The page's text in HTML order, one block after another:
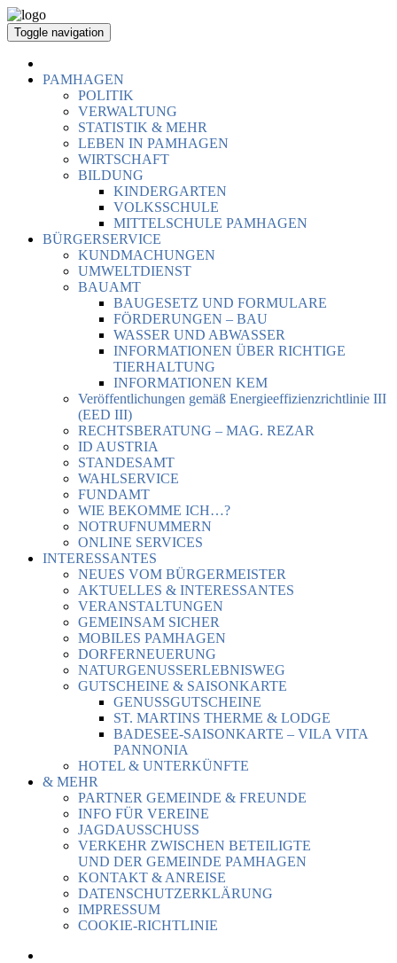
Toggle navigation
PAMHAGEN
POLITIK
VERWALTUNG
STATISTIK & MEHR
LEBEN IN PAMHAGEN
WIRTSCHAFT
BILDUNG
KINDERGARTEN
VOLKSSCHULE
MITTELSCHULE PAMHAGEN
BÜRGERSERVICE
KUNDMACHUNGEN
UMWELTDIENST
BAUAMT
BAUGESETZ UND FORMULARE
FÖRDERUNGEN – BAU
WASSER UND ABWASSER
INFORMATIONEN ÜBER RICHTIGE
TIERHALTUNG
INFORMATIONEN KEM
Veröffentlichungen gemäß Energieeffizienzrichtlinie III
(EED III)
RECHTSBERATUNG – MAG. REZAR
ID AUSTRIA
STANDESAMT
WAHLSERVICE
FUNDAMT
WIE BEKOMME ICH…?
NOTRUFNUMMERN
ONLINE SERVICES
INTERESSANTES
NEUES VOM BÜRGERMEISTER
AKTUELLES & INTERESSANTES
VERANSTALTUNGEN
GEMEINSAM SICHER
MOBILES PAMHAGEN
DORFERNEUERUNG
NATURGENUSSERLEBNISWEG
GUTSCHEINE & SAISONKARTE
GENUSSGUTSCHEINE
ST. MARTINS THERME & LODGE
BADESEE-SAISONKARTE – VILA VITA
PANNONIA
HOTEL & UNTERKÜNFTE
& MEHR
PARTNER GEMEINDE & FREUNDE
INFO FÜR VEREINE
JAGDAUSSCHUSS
VERKEHR ZWISCHEN BETEILIGTE
UND DER GEMEINDE PAMHAGEN
KONTAKT & ANREISE
DATENSCHUTZERKLÄRUNG
IMPRESSUM
COOKIE-RICHTLINIE